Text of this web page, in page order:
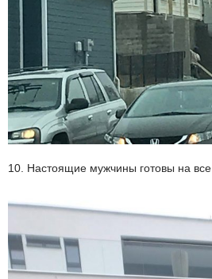
10. Настоящие мужчины готовы на все